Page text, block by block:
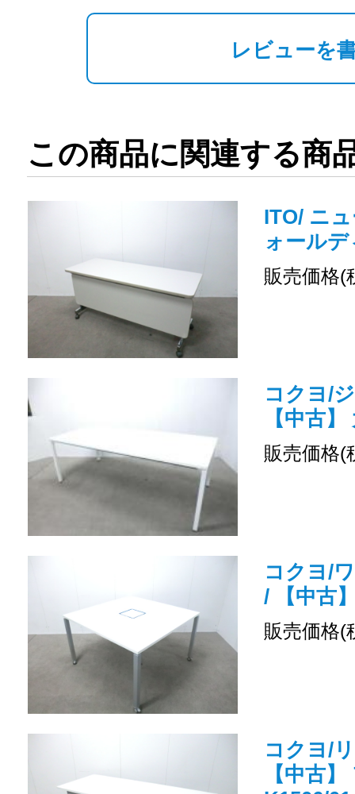
レビューを
この商品に関連する商
ITO/ ニ
ォール
販売価格(
コクヨ/
【中古
販売価格(
コクヨ/
/ 【中古
販売価格(
コクヨ/
【中古